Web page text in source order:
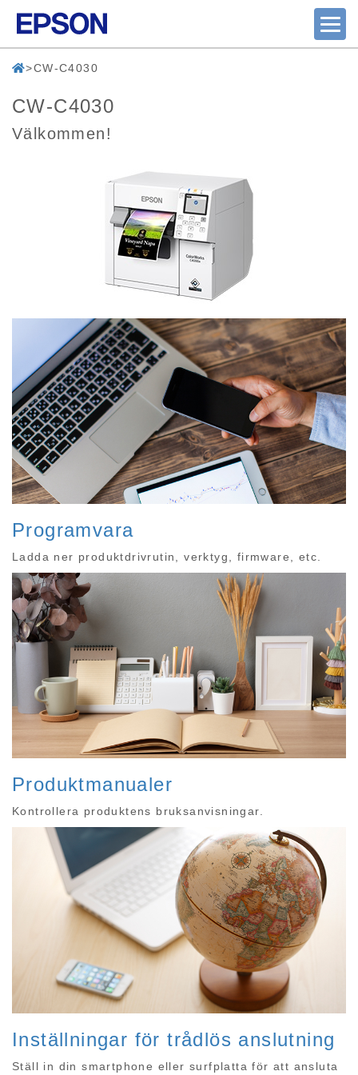
CW-C4030
CW-C4030
Välkommen!
Programvara
Ladda ner produktdrivrutin, verktyg, firmware, etc.
Produktmanualer
Kontrollera produktens bruksanvisningar.
Inställningar för trådlös anslutning
Ställ in din smartphone eller surfplatta för att ansluta